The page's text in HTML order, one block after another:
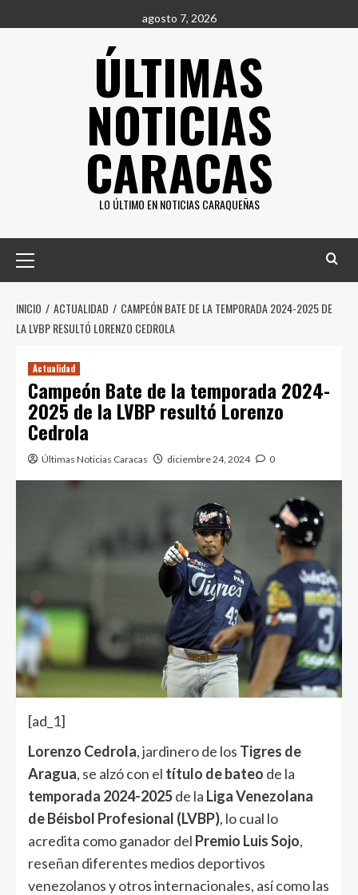
al
agosto 7, 2026
ÚLTIMAS
NOTICIAS
CARACAS
LO ÚLTIMO EN NOTICIAS CARAQUEÑAS
principal
INICIO ACTUALIDAD
CAMPEÓN BATE DE LA TEMPORADA 2024-2025 DE
LA LVBP RESULTÓ LORENZO CEDROLA
Actualidad
Campeón Bate de la temporada 2024-
2025 de la LVBP resultó Lorenzo
Cedrola
Últimas Noticias Caracas diciembre 24, 2024 0
[ad_1]
Lorenzo Cedrola, jardinero de los Tigres de
Aragua, se alzó con el título de bateo de la
temporada 2024-2025de la Liga Venezolana
de Béisbol Profesional (LVBP), lo cual lo
acredita como ganador del Premio Luis Sojo,
reseñan diferentes medios deportivos
venezolanos y otros internacionales, así como las